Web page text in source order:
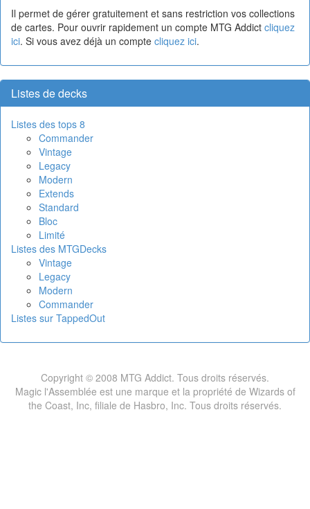
Il permet de gérer gratuitement et sans restriction vos collections
de cartes. Pour ouvrir rapidement un compte MTG Addict cliquez
ici. Si vous avez déjà un compte cliquez ici.
Listes de decks
Listes des tops 8
Commander
Vintage
Legacy
Modern
Extends
Standard
Bloc
Limité
Listes des MTGDecks
Vintage
Legacy
Modern
Commander
Listes sur TappedOut
Copyright © 2008 MTG Addict. Tous droits réservés.
Magic l'Assemblée est une marque et la propriété de Wizards of
the Coast, Inc, filiale de Hasbro, Inc. Tous droits réservés.